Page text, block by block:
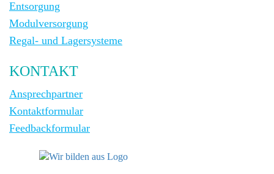
Entsorgung
Modulversorgung
Regal- und Lagersysteme
KONTAKT
Ansprechpartner
Kontaktformular
Feedbackformular